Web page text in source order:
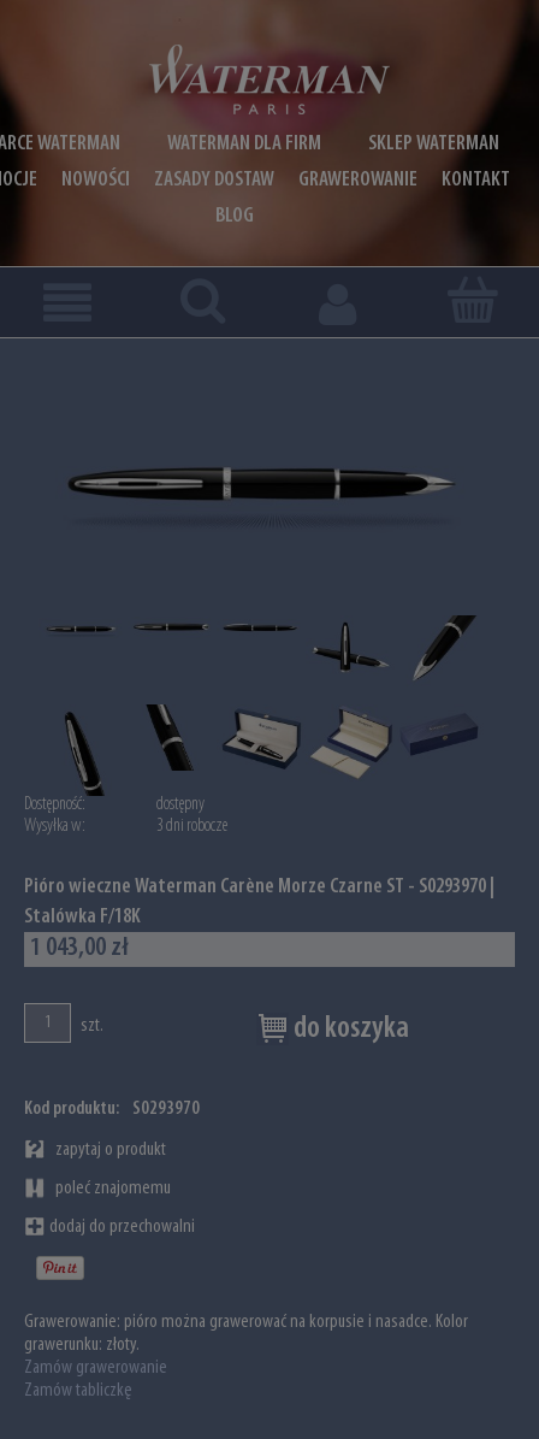
WATERMAN WATERMAN DLA FIRM
SKLEP WATERMAN
NOWOŚCI ZASADY DOSTAW GRAWEROWANIE
KONTAKT
BLOG
Dostępność:
dostępny
Wysyłka w:
3 dni robocze
Pióro wieczne Waterman Carène Morze Czarne ST - S0293970 |
Stalówka F/18K
1 043,00 zł
szt. do koszyka
Kod produktu: S0293970
zapytaj o produkt
poleć znajomemu
dodaj do przechowalni
Grawerowanie: pióro można grawerować na korpusie i nasadce. Kolor
grawerunku: złoty.
Zamów grawerowanie
Zamów tabliczkę